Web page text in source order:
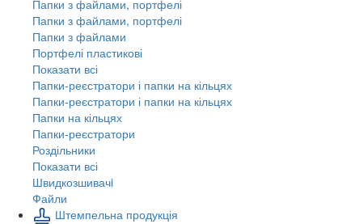
Папки з файлами, портфелі
Папки з файлами, портфелі
Папки з файлами
Портфелі пластикові
Показати всі
Папки-реєстратори і папки на кільцях
Папки-реєстратори і папки на кільцях
Папки на кільцях
Папки-реєстратори
Роздільники
Показати всі
Швидкозшивачi
Файли
Штемпельна продукція